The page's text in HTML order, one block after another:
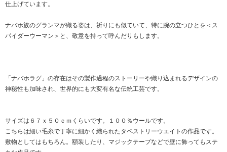
仕上げています。
ナバホ族のグランマが織る姿は、祈りにも似ていて、特に腕の立つひとを＜ス
パイダーウーマン＞と、敬意を持って呼んだりもします。
「ナバホラグ」の存在はその製作過程のストーリーや織り込まれるデザインの
神秘性も加味され、世界的にも大変有名な伝統工芸です。
サイズは６７ｘ５０ｃｍくらいです。１００％ウールです。
こちらは細い毛糸で丁寧に細かく織られたタペストリーウエイトの作品です。
敷物としてはもちろん。額装したり、マジックテープなどで壁に飾ってもステ